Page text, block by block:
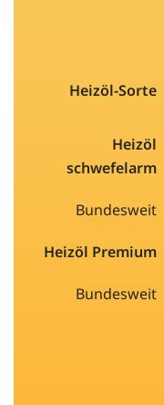
Heizöl-Sorte
Heizöl
schwefelarm
Bundesweit
Heizöl Premium
Bundesweit